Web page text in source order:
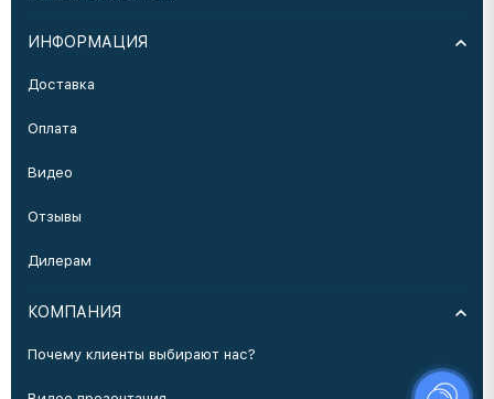
ИНФОРМАЦИЯ
Доставка
Оплата
Видео
Отзывы
Дилерам
КОМПАНИЯ
Почему клиенты выбирают нас?